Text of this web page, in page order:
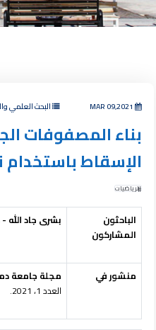
البحث العلمي
بناء المصفوفات
الإسقاط
الرياضيات
الباحثون
المشاركون
بشرى جاد الله
منشور في مجلة جامعة
العدد 1، 2021.